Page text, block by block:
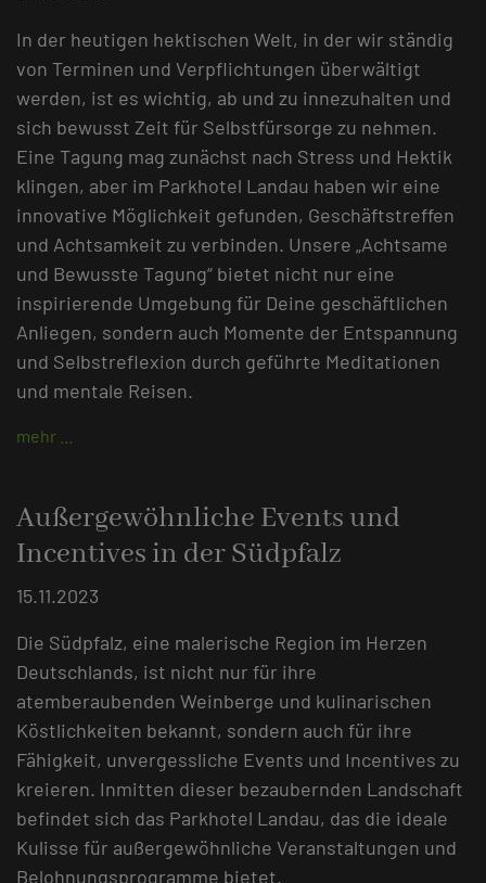
In der heutigen hektischen Welt, in der wir ständig
von Terminen und Verpflichtungen überwältigt
werden, ist es wichtig, ab und zu innezuhalten und
sich bewusst Zeit für Selbstfürsorge zu nehmen.
Eine Tagung mag zunächst nach Stress und Hektik
klingen, aber im Parkhotel Landau haben wir eine
innovative Möglichkeit gefunden, Geschäftstreffen
und Achtsamkeit zu verbinden. Unsere „Achtsame
und Bewusste Tagung“ bietet nicht nur eine
inspirierende Umgebung für Deine geschäftlichen
Anliegen, sondern auch Momente der Entspannung
und Selbstreflexion durch geführte Meditationen
und mentale Reisen.
mehr …
Außergewöhnliche Events und
Incentives in der Südpfalz
15.11.2023
Die Südpfalz, eine malerische Region im Herzen
Deutschlands, ist nicht nur für ihre
atemberaubenden Weinberge und kulinarischen
Köstlichkeiten bekannt, sondern auch für ihre
Fähigkeit, unvergessliche Events und Incentives zu
kreieren. Inmitten dieser bezaubernden Landschaft
befindet sich das Parkhotel Landau, das die ideale
Kulisse für außergewöhnliche Veranstaltungen und
Belohnungsprogramme bietet.